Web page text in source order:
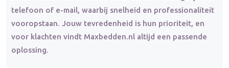
telefoon of e-mail, waarbij snelheid en professionaliteit
vooropstaan. Jouw tevredenheid is hun prioriteit, en
voor klachten vindt Maxbedden.nl altijd een passende
oplossing.